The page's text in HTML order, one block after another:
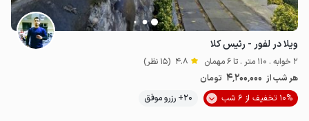
ویلا در لفور - رئیس کلا
2 خوابه . 110 متر . تا 6 مهمان 4.8 (15 نظر)
هر شب از 4٬200٬000 تومان
10% تخفیف از 6 شب
20+ رزرو موفق